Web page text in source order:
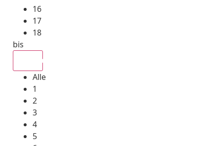
16
17
18
bis
Alle
1
2
3
4
5